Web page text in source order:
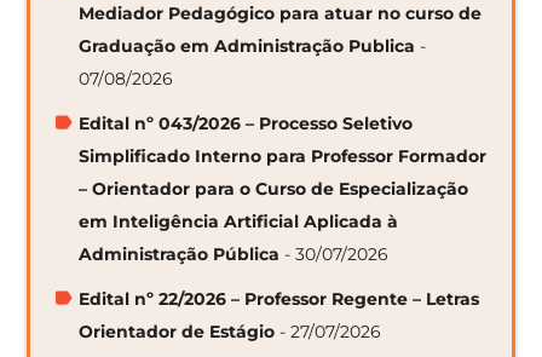
Mediador Pedagógico para atuar no curso de
Graduação em Administração Publica -
07/08/2026
Edital nº 043/2026 – Processo Seletivo
Simplificado Interno para Professor Formador
– Orientador para o Curso de Especialização
em Inteligência Artificial Aplicada à
Administração Pública - 30/07/2026
Edital nº 22/2026 – Professor Regente – Letras
Orientador de Estágio - 27/07/2026